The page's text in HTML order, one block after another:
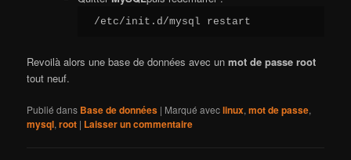
/etc/init.d/mysql restart
Revoilà alors une base de données avec unmot de passe root
tout neuf.
Publié dans Base de données | Marqué aveclinux,mot de passe,
mysql,root | Laisser un commentaire